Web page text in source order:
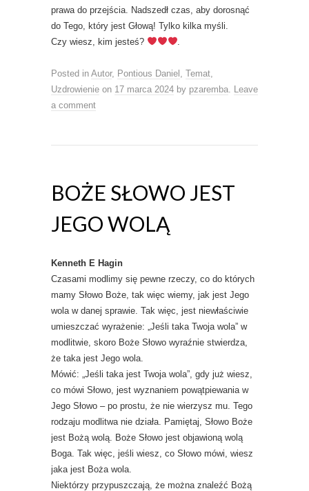
prawa do przejścia. Nadszedł czas, aby dorosnąć
do Tego, który jest Głową! Tylko kilka myśli.
Czy wiesz, kim jesteś?
Posted in Autor, Pontious Daniel Temat
Uzdrowienie on 17 marca 2024 by pzaremba Leave
a comment
BOŻE SŁOWO JEST
JEGO WOLĄ
Kenneth E Hagin
Czasami modlimy się pewne rzeczy, co do których
mamy Słowo Boże, tak więc wiemy, jak jest Jego
wola w danej sprawie. Tak więc, jest niewłaściwie
umieszczać wyrażenie: „Jeśli taka Twoja wola” w
modlitwie, skoro Boże Słowo wyraźnie stwierdza,
że taka jest Jego wola.
Mówić: „Jeśli taka jest Twoja wola”, gdy już wiesz,
co mówi Słowo, jest wyznaniem powątpiewania w
Jego Słowo – po prostu, że nie wierzysz mu. Tego
rodzaju modlitwa nie działa. Pamiętaj, Słowo Boże
jest Bożą wolą. Boże Słowo jest objawioną wolą
Boga. Tak więc, jeśli wiesz, co Słowo mówi, wiesz
jaka jest Boża wola.
Niektórzy przypuszczają, że można znaleźć Bożą